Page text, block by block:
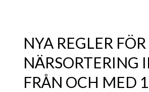
NYA REGLER FÖR
NÄRSORTERING
FRÅN OCH MED 1